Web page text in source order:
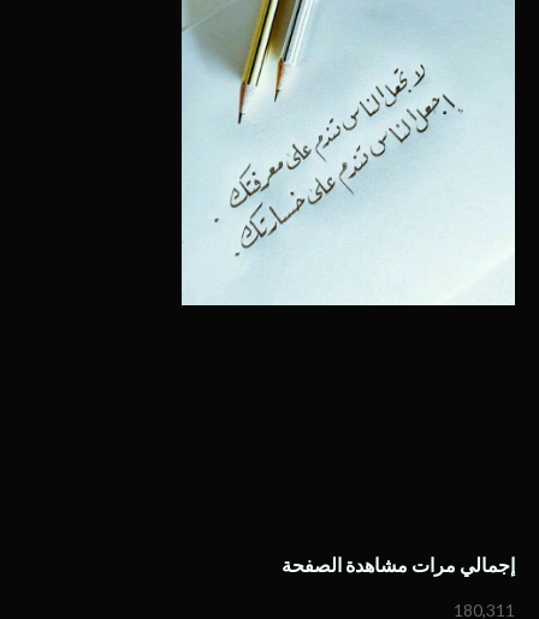
إجمالي مرات مشاهدة الصفحة
180,311